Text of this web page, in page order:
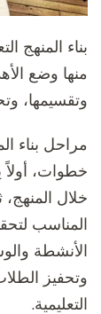
بناء المنهج
منها وضع
وتقسيمها،
مراحل بناء
خطوات، أولاً
خلال المنهج،
المناسب
الأنشطة
وتحفيز
التعليمية.